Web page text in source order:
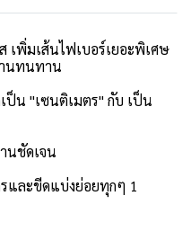
เพิ่มเส้นไฟเบอร์เยอะพิเศษ
านทนทาน
น "เซนติเมตร" กับ เป็น
นชัดเจน
และขีดแบ่งย่อยทุกๆ 1